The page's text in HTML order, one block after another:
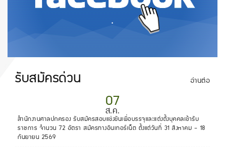
.
รับสมัครด่วน อ่านต่อ
07
ส.ค.
สำนักงานศาลปกครอง รับสมัครสอบแข่งขันเพื่อบรรจุและแต่งตั้งบุคคลเข้ารับ
ราชการ จำนวน 72 อัตรา สมัครทางอินเทอร์เน็ต ตั้งแต่วันที่ 31 สิงหาคม - 18
กันยายน 2569